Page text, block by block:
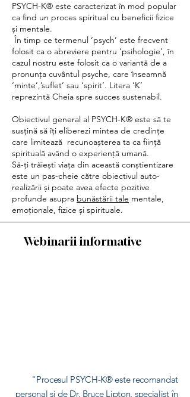
PSYCH-K® este caracterizat în mod popular
ca find un proces spiritual cu beneficii fizice
și mentale.
În timp ce termenul ‘psych’ este frecvent
folosit ca o abreviere pentru ‘psihologie’, în
cazul nostru este folosit ca o variantă de a
pronunța cuvântul psyche, care înseamnă
‘minte’,’suflet’ sau ‘spirit’. Litera ‘K’
reprezintă Cheia spre succes sustenabil.
Obiectivul general al PSYCH-K® este să te
susțină să îți eliberezi mintea de credințe
care limitează recunoașterea ta ca ființă
spirituală având o experiență umană.
Să-ți trăiești viața din această conștientizare
este un pas-cheie către obiectivul auto-
realizării și poate avea efecte pozitive
profunde asupra bunăstării tale mentale,
emoționale, fizice și spirituale.
Webinarii informative
"Procesul PSYCH-K® este recomandat
personal și de Dr. Bruce Lipton, specialist în